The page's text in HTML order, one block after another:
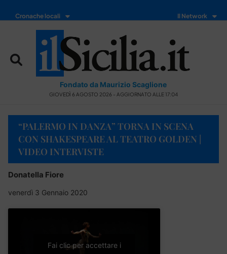
Cronache locali Il Network
Fondato da Maurizio Scaglione
GIOVEDÌ 6 AGOSTO 2026 - AGGIORNATO ALLE 17:04
“PALERMO IN DANZA” TORNA IN SCENA
CON SHAKESPEARE AL TEATRO GOLDEN |
VIDEO INTERVISTE
Donatella Fiore
venerdì 3 Gennaio 2020
Fai clic per accettare i